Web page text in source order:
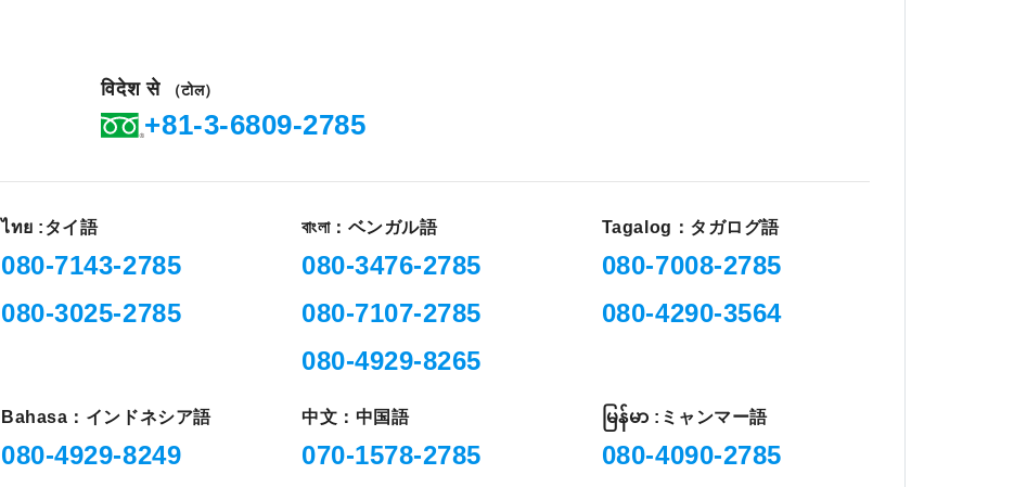
विदेश से （टोल）
+81-3-6809-2785
ไทย :タイ語
080-7143-2785
080-3025-2785
বাংলা：ベンガル語
080-3476-2785
080-7107-2785
080-4929-8265
Tagalog：タガログ語
080-7008-2785
080-4290-3564
Bahasa：インドネシア語
080-4929-8249
中文：中国語
070-1578-2785
မြန်မာ :ミャンマー語
080-4090-2785